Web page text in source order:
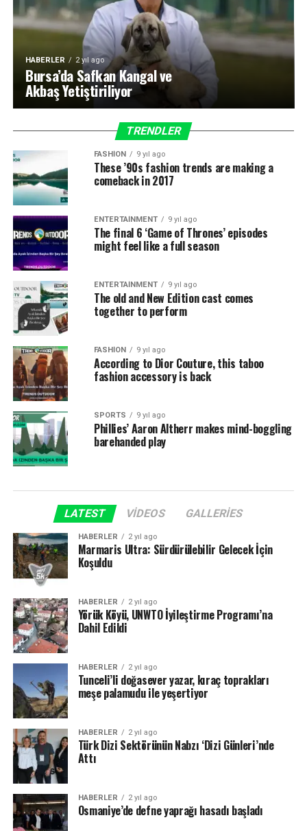
HABERLER 2 yıl ago
Bursa’da Safkan Kangal ve
Akbaş Yetiştiriliyor
TRENDLER
FASHION 9 yıl ago
These ’90s fashion trends are making a
comeback in 2017
ENTERTAINMENT 9 yıl ago
The final 6 ‘Game of Thrones’ episodes
might feel like a full season
ENTERTAINMENT 9 yıl ago
The old and New Edition cast comes
together to perform
FASHION 9 yıl ago
According to Dior Couture, this taboo
fashion accessory is back
SPORTS 9 yıl ago
Phillies’ Aaron Altherr makes mind-boggling
barehanded play
LATEST VIDEOS GALLERIES
HABERLER 2 yıl ago
Marmaris Ultra: Sürdürülebilir Gelecek İçin
Koşuldu
HABERLER 2 yıl ago
Yörük Köyü, UNWTO İyileştirme Programı’na
Dahil Edildi
HABERLER 2 yıl ago
Tunceli’li doğasever yazar, kıraç toprakları
meşe palamudu ile yeşertiyor
HABERLER 2 yıl ago
Türk Dizi Sektörünün Nabzı ‘Dizi Günleri’nde
Attı
HABERLER 2 yıl ago
Osmaniye’de defne yaprağı hasadı başladı